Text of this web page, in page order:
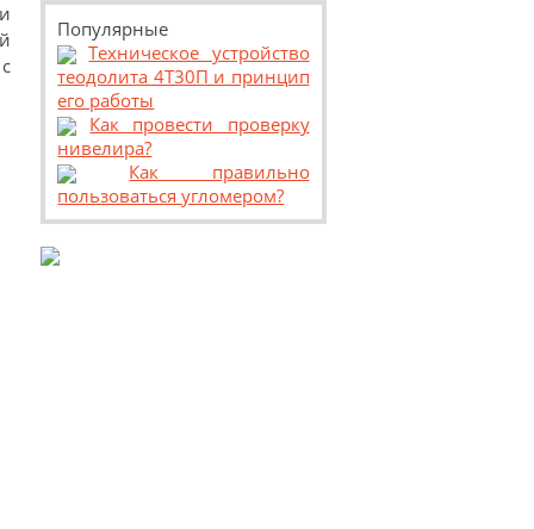
Популярные
Техническое устройство
теодолита 4Т30П и принцип
его работы
Как провести проверку
нивелира?
Как правильно
пользоваться угломером?